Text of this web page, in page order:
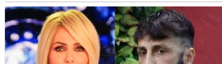
“L’hanno vissuta pensando a ciò che di loro si sarebbe detto fuori”.